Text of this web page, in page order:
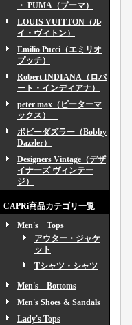
・ PUMA（プーマ）
LOUIS VUITTON（ル
イ・ヴィトン）
Emilio Pucci（エミリオ
プッチ）
Robert INDIANA（ロバ
ート・インディアナ）
peter max（ピーターマ
ックス）
ボビーダズラー（Bobby
Dazzler）
Designers Vintage（デザ
イナーズ ヴィンテー
ジ）
CAPRi商品カテゴリ一覧
Men's Tops
アウター・ジャケ
ット
Tシャツ・シャツ
Men's Bottoms
Men's Shoes & Sandals
Lady's Tops